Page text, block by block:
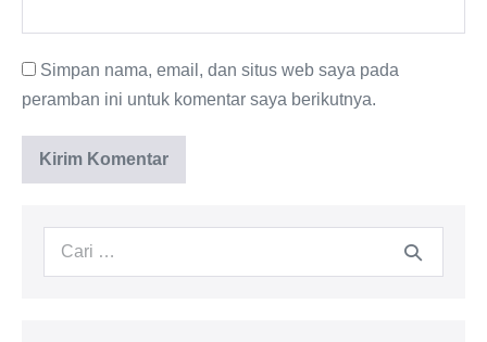
Simpan nama, email, dan situs web saya pada
peramban ini untuk komentar saya berikutnya.